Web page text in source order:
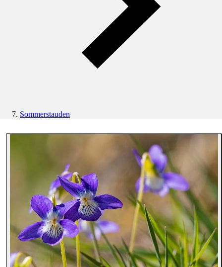
Sommerstauden